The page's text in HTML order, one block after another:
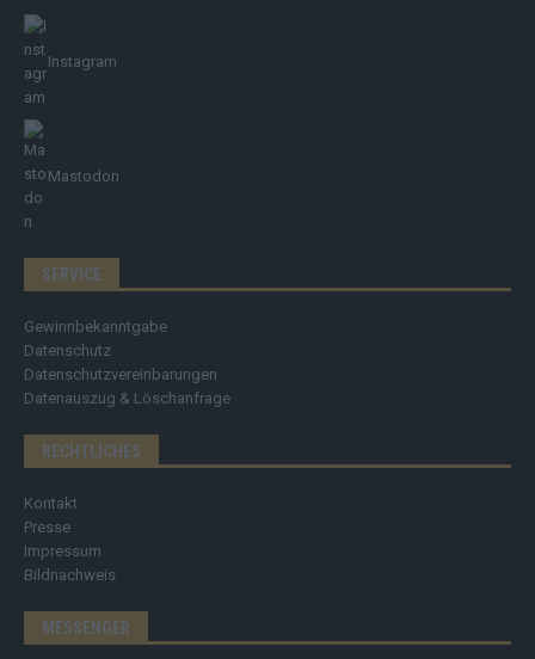
Instagram
Mastodon
SERVICE
Gewinnbekanntgabe
Datenschutz
Datenschutzvereinbarungen
Datenauszug & Löschanfrage
RECHTLICHES
Kontakt
Presse
Impressum
Bildnachweis
MESSENGER